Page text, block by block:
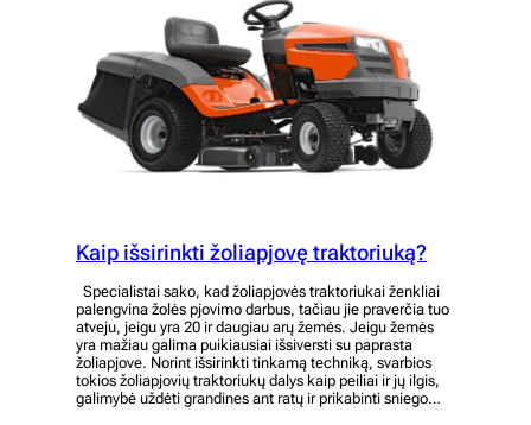
Kaip išsirinkti žoliapjovę traktoriuką?
Specialistai sako, kad žoliapjovės traktoriukai ženkliai
palengvina žolės pjovimo darbus, tačiau jie praverčia tuo
atveju, jeigu yra 20 ir daugiau arų žemės. Jeigu žemės
yra mažiau galima puikiausiai išsiversti su paprasta
žoliapjove. Norint išsirinkti tinkamą techniką, svarbios
tokios žoliapjovių traktoriukų dalys kaip peiliai ir jų ilgis,
galimybė uždėti grandines ant ratų ir prikabinti sniego…